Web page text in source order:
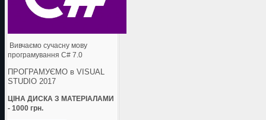
Вивчаємо сучасну мову
програмування C# 7.0
ПРОГРАМУЄМО в VISUAL
STUDIO 2017
ЦІНА ДИСКА З МАТЕРІАЛАМИ
- 1000 грн.